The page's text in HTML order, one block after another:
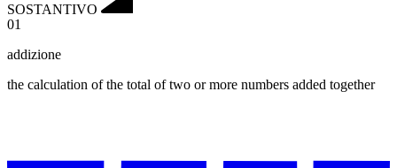
SOSTANTIVO
01
addizione
the calculation of the total of two or more numbers added together